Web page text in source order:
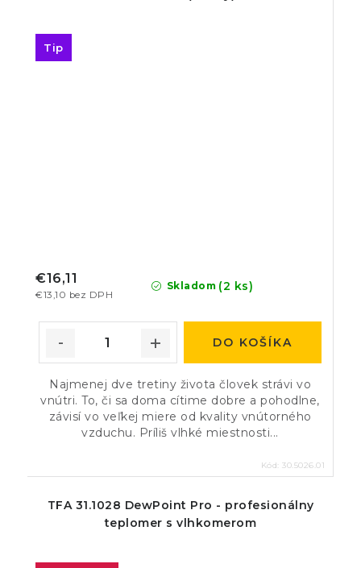
Tip
Skladom (2 ks)
€13,10 bez DPH
€16,11
DO KOŠÍKA
Najmenej dve tretiny života človek strávi vo
vnútri. To, či sa doma cítime dobre a pohodlne,
závisí vo veľkej miere od kvality vnútorného
vzduchu. Príliš vlhké miestnosti...
Kód: 30.5026.01
TFA 31.1028 DewPoint Pro - profesionálny
teplomer s vlhkomerom